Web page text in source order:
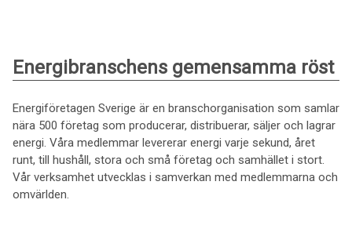
Energibranschens gemensamma röst
Energiföretagen Sverige är en branschorganisation som samlar
nära 500 företag som producerar, distribuerar, säljer och lagrar
energi. Våra medlemmar levererar energi varje sekund, året
runt, till hushåll, stora och små företag och samhället i stort.
Vår verksamhet utvecklas i samverkan med medlemmarna och
omvärlden.